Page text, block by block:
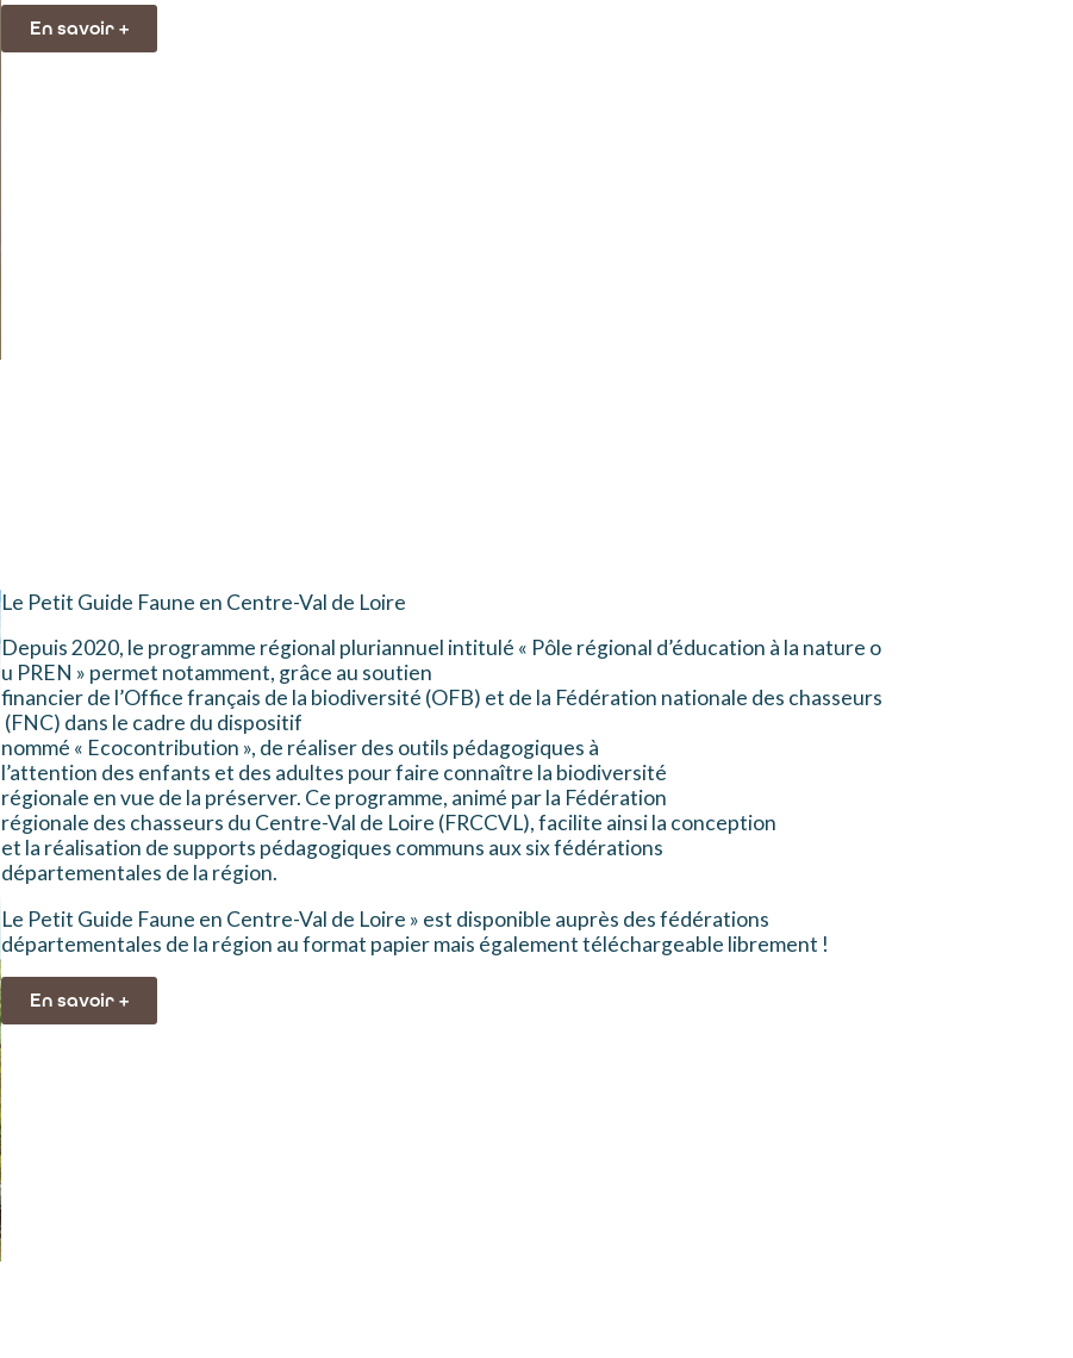
En savoir +
Le Petit Guide Faune en Centre-Val de Loire
Depuis 2020, le programme régional pluriannuel intitulé « Pôle régional d’éducation à la nature o
u PREN » permet notamment, grâce au soutien
financier de l’Office français de la biodiversité (OFB) et de la Fédération nationale des chasseurs
(FNC) dans le cadre du dispositif
nommé « Ecocontribution », de réaliser des outils pédagogiques à
l’attention des enfants et des adultes pour faire connaître la biodiversité
régionale en vue de la préserver. Ce programme, animé par la Fédération
régionale des chasseurs du Centre-Val de Loire (FRCCVL), facilite ainsi la conception
et la réalisation de supports pédagogiques communs aux six fédérations
départementales de la région.
Le Petit Guide Faune en Centre-Val de Loire » est disponible auprès des fédérations
départementales de la région au format papier mais également téléchargeable librement !
En savoir +